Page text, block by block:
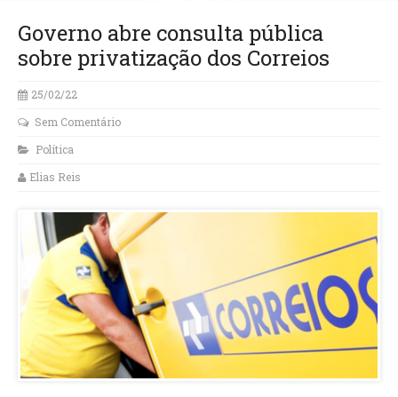
Governo abre consulta pública
sobre privatização dos Correios
25/02/22
Sem Comentário
Política
Elias Reis